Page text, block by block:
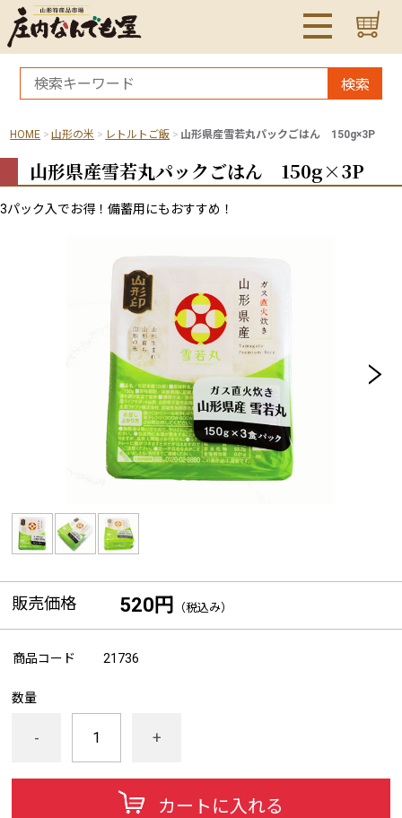
検索
HOME 山形の米 レトルトご飯 山形県産雪若丸パックごはん 150g×3P
山形県産雪若丸パックごはん 150g×3P
3パック入でお得！備蓄用にもおすすめ！
販売価格 520円 （税込み）
商品コード 21736
数量
- +
カートに入れる